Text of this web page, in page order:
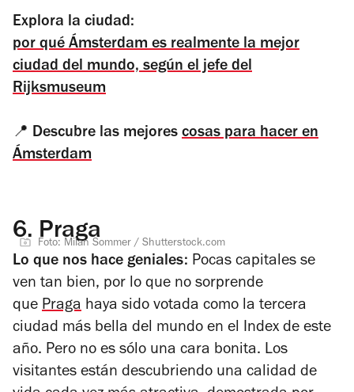
Explora la ciudad:
por qué Ámsterdam es realmente la mejor
ciudad del mundo, según el jefe del
Rijksmuseum
📍 Descubre las mejores cosas para hacer en
Ámsterdam
6. Praga
Foto: Milan Sommer / Shutterstock.com
Lo que nos hace geniales: Pocas capitales se
ven tan bien, por lo que no sorprende
que Praga haya sido votada como la tercera
ciudad más bella del mundo en el Index de este
año. Pero no es sólo una cara bonita. Los
visitantes están descubriendo una calidad de